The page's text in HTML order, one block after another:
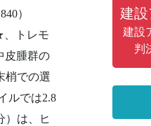
）
トレモ
皮腫群の
梢での選
ルでは2.8
）は、ヒ
建設
建設
判